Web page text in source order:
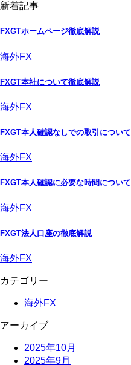
新着記事
FXGTホームページ徹底解説
海外FX
FXGT本社について徹底解説
海外FX
FXGT本人確認なしでの取引について
海外FX
FXGT本人確認に必要な時間について
海外FX
FXGT法人口座の徹底解説
海外FX
カテゴリー
海外FX
アーカイブ
2025年10月
2025年9月